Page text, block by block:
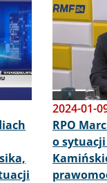
2024-01-
RPO
o